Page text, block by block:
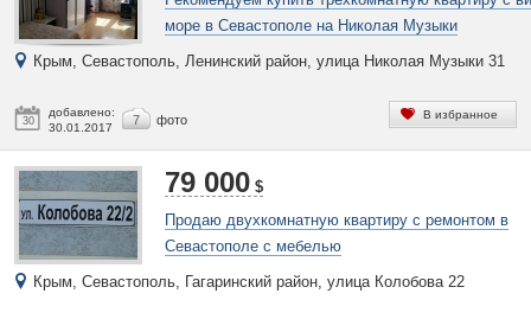
30
добавлено:
30.01.2017
7 фото
море в Севастополе на Николая Музыки
Крым, Севастополь, Ленинский район, улица Николая Музыки 31
В избранное
79 000 $
Продаю двухкомнатную квартиру с ремонтом в
Севастополе с мебелью
Крым, Севастополь, Гагаринский район, улица Колобова 22